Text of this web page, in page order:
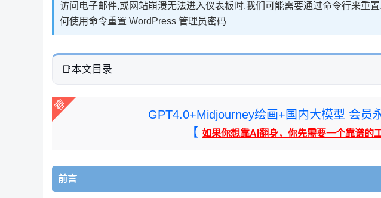
访问电子邮件,或网站崩溃无法进入仪表板时,我们可能需要通过命令行来重
何使用命令重置 WordPress 管理员密码
本文目录
GPT4.0+Midjourney绘画+国内大模型 会员
【 如果你想靠AI翻身，你先需要一个靠谱的工
前言